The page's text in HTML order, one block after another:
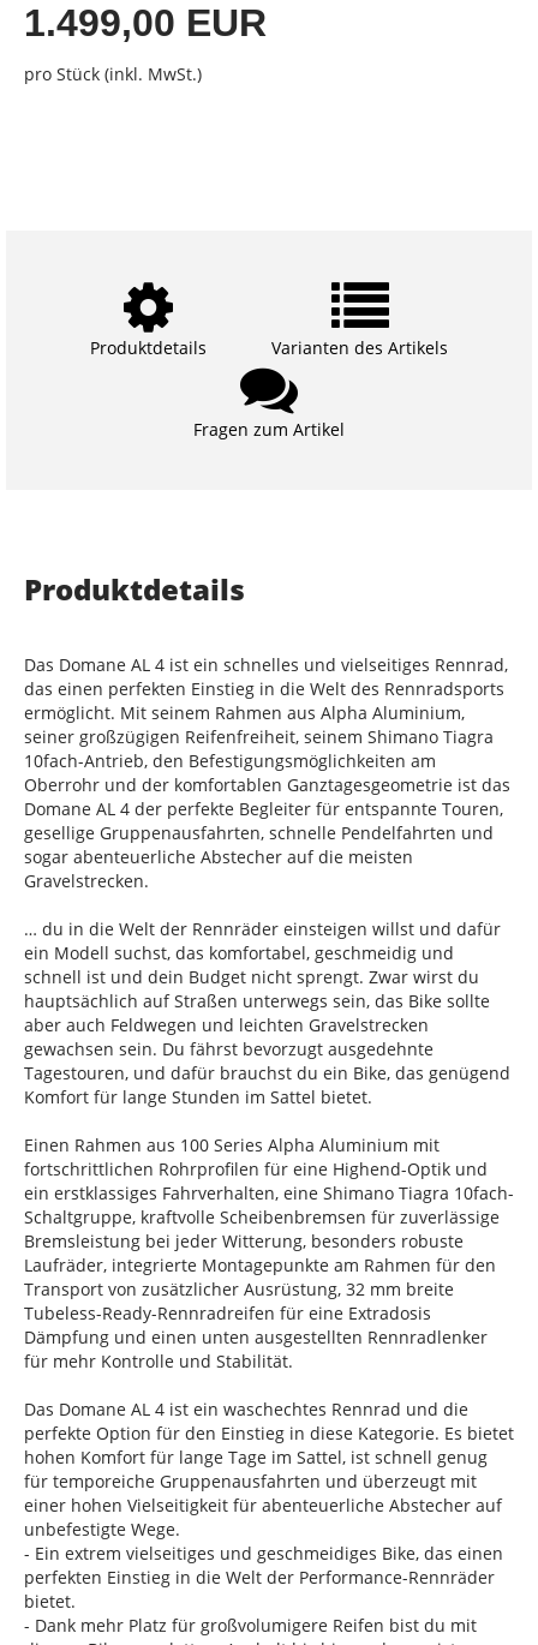
1.499,00 EUR
pro Stück (inkl. MwSt.)
Produktdetails Varianten des Artikels
Fragen zum Artikel
Produktdetails
Das Domane AL 4 ist ein schnelles und vielseitiges Rennrad,
das einen perfekten Einstieg in die Welt des Rennradsports
ermöglicht. Mit seinem Rahmen aus Alpha Aluminium,
seiner großzügigen Reifenfreiheit, seinem Shimano Tiagra
10fach-Antrieb, den Befestigungsmöglichkeiten am
Oberrohr und der komfortablen Ganztagesgeometrie ist das
Domane AL 4 der perfekte Begleiter für entspannte Touren,
gesellige Gruppenausfahrten, schnelle Pendelfahrten und
sogar abenteuerliche Abstecher auf die meisten
Gravelstrecken.
… du in die Welt der Rennräder einsteigen willst und dafür
ein Modell suchst, das komfortabel, geschmeidig und
schnell ist und dein Budget nicht sprengt. Zwar wirst du
hauptsächlich auf Straßen unterwegs sein, das Bike sollte
aber auch Feldwegen und leichten Gravelstrecken
gewachsen sein. Du fährst bevorzugt ausgedehnte
Tagestouren, und dafür brauchst du ein Bike, das genügend
Komfort für lange Stunden im Sattel bietet.
Einen Rahmen aus 100 Series Alpha Aluminium mit
fortschrittlichen Rohrprofilen für eine Highend-Optik und
ein erstklassiges Fahrverhalten, eine Shimano Tiagra 10fach-
Schaltgruppe, kraftvolle Scheibenbremsen für zuverlässige
Bremsleistung bei jeder Witterung, besonders robuste
Laufräder, integrierte Montagepunkte am Rahmen für den
Transport von zusätzlicher Ausrüstung, 32 mm breite
Tubeless-Ready-Rennradreifen für eine Extradosis
Dämpfung und einen unten ausgestellten Rennradlenker
für mehr Kontrolle und Stabilität.
Das Domane AL 4 ist ein waschechtes Rennrad und die
perfekte Option für den Einstieg in diese Kategorie. Es bietet
hohen Komfort für lange Tage im Sattel, ist schnell genug
für temporeiche Gruppenausfahrten und überzeugt mit
einer hohen Vielseitigkeit für abenteuerliche Abstecher auf
unbefestigte Wege.
- Ein extrem vielseitiges und geschmeidiges Bike, das einen
perfekten Einstieg in die Welt der Performance-Rennräder
bietet.
- Dank mehr Platz für großvolumigere Reifen bist du mit